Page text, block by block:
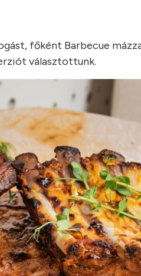
főként Barbecue
választottunk.